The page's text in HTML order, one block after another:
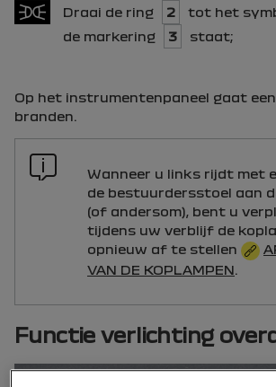
Draai de ring 2
tot het
de markering
3 staat;
Op het instrumentenpaneel gaat
branden.
Wanneer u links rijdt met
de bestuurdersstoel aan
(of andersom), bent u
tijdens uw verblijf de
opnieuw af te stellen
VAN DE KOPLAMPEN
Functie verlichting